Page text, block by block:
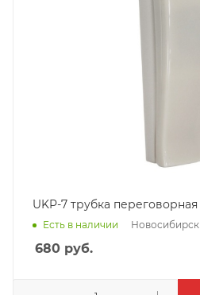
UKP-7 трубка переговорная
Есть в наличии Новосибирск
680 руб.